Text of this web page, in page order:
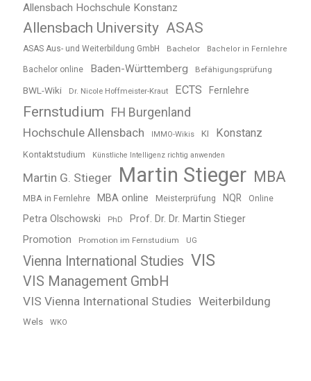
Allensbach Hochschule Konstanz
Allensbach University ASAS
ASAS Aus- und Weiterbildung GmbH Bachelor Bachelor in Fernlehre
Bachelor online Baden-Württemberg Befähigungsprüfung
BWL-Wiki Dr. Nicole Hoffmeister-Kraut ECTS Fernlehre
Fernstudium FH Burgenland
Hochschule Allensbach
IMMO-Wikis KI Konstanz
Kontaktstudium Künstliche Intelligenz richtig anwenden
Martin G. Stieger Martin Stieger MBA
MBA in Fernlehre MBA online Meisterprüfung NQR Online
Petra Olschowski PhD Prof. Dr. Dr. Martin Stieger
Promotion Promotion im Fernstudium UG
Vienna International Studies VIS
VIS Management GmbH
VIS Vienna International Studies Weiterbildung
Wels WKO